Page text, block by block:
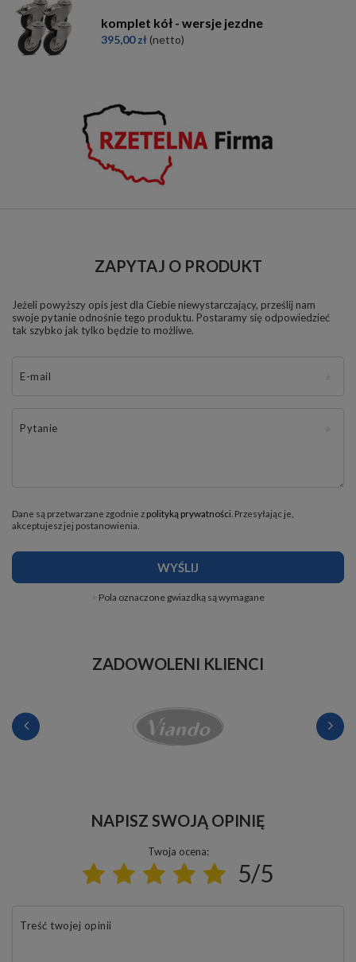
komplet kół - wersje jezdne
395,00 zł (netto)
ZAPYTAJ O PRODUKT
Jeżeli powyższy opis jest dla Ciebie niewystarczający, prześlij nam
swoje pytanie odnośnie tego produktu. Postaramy się odpowiedzieć
tak szybko jak tylko będzie to możliwe.
E-mail
Pytanie
Dane są przetwarzane zgodnie z polityką prywatności . Przesyłając je,
akceptujesz jej postanowienia.
WYŚLIJ
Pola oznaczone gwiazdką są wymagane
ZADOWOLENI KLIENCI
NAPISZ SWOJĄ OPINIĘ
Twoja ocena:
5/5
Treść twojej opinii